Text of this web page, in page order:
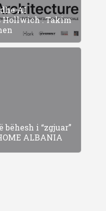
AI
Hollwich : Takim
bëhesh i “zgjuar”
ALBANIA